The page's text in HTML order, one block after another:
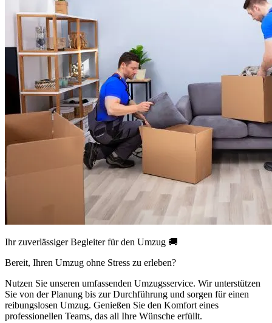
Ihr zuverlässiger Begleiter für den Umzug 🚚
Bereit, Ihren Umzug ohne Stress zu erleben?
Nutzen Sie unseren umfassenden Umzugsservice. Wir unterstützen
Sie von der Planung bis zur Durchführung und sorgen für einen
reibungslosen Umzug. Genießen Sie den Komfort eines
professionellen Teams, das all Ihre Wünsche erfüllt.